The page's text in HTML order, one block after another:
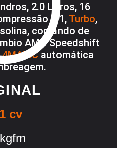
2.0 Litros, 16
9:1, Turbo,
comando de
AMG Speedshift
4MATICautomática
cv